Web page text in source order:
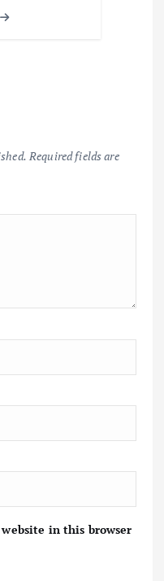
Required fields are
in this browser